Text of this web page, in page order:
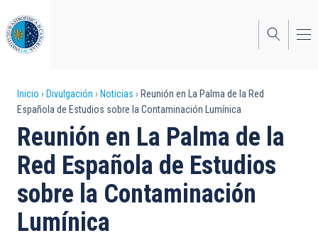
al
contenido
principal
Sobrescribir
enlaces
de
ayuda
a
la
Inicio Divulgación Noticias
Reunión en La Palma de la Red
Española de Estudios sobre la Contaminación Lumínica
Reunión en La Palma de la
Red Española de Estudios
sobre la Contaminación
Lumínica